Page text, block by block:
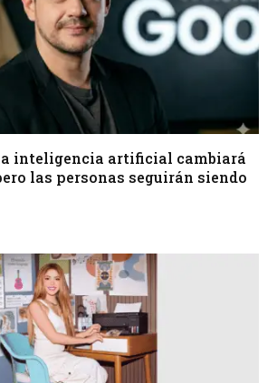
inteligencia artificial cambiará
las personas seguirán siendo